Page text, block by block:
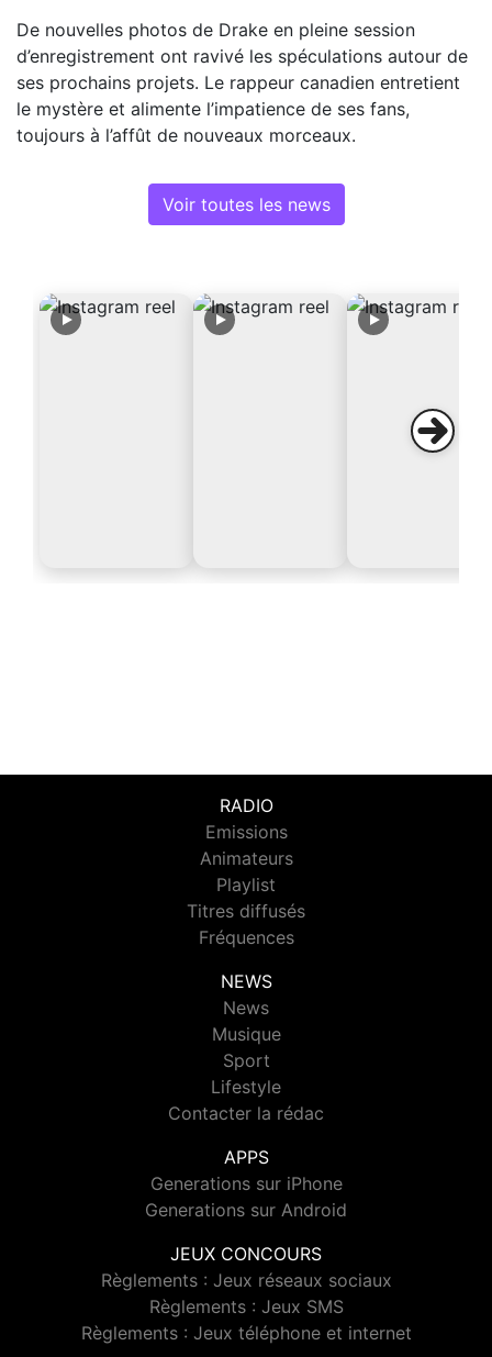
De nouvelles photos de Drake en pleine session
d’enregistrement ont ravivé les spéculations autour de
ses prochains projets. Le rappeur canadien entretient
le mystère et alimente l’impatience de ses fans,
toujours à l’affût de nouveaux morceaux.
Voir toutes les news
RADIO
Emissions
Animateurs
Playlist
Titres diffusés
Fréquences
NEWS
News
Musique
Sport
Lifestyle
Contacter la rédac
APPS
Generations sur iPhone
Generations sur Android
JEUX CONCOURS
Règlements : Jeux réseaux sociaux
Règlements : Jeux SMS
Règlements : Jeux téléphone et internet